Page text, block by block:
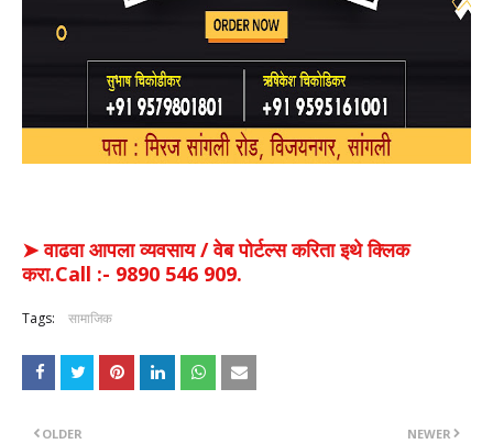
➤ वाढवा आपला व्यवसाय / वेब पोर्टल्स करिता इथे क्लिक
करा.Call :- 9890 546 909.
Tags: सामाजिक
NEWER
OLDER